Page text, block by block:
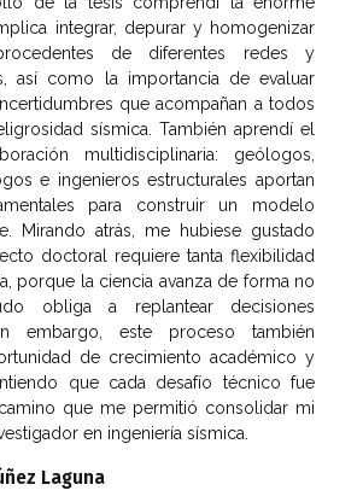
integrar, depurar y homogenizar
de diferentes redes y
así como la importancia de evaluar
que acompañan a todos
sísmica. También aprendí el
multidisciplinaria: geólogos,
e ingenieros estructurales aportan
para construir un modelo
Mirando atrás, me hubiese gustado
doctoral requiere tanta flexibilidad
porque la ciencia avanza de forma no
obliga a replantear decisiones
embargo, este proceso también
de crecimiento académico y
que cada desafío técnico fue
que me permitió consolidar mi
en ingeniería sísmica.
Laguna